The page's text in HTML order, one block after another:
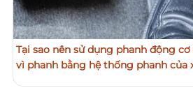
Tại sao nên sử dụng phanh động
vì phanh bằng hệ thống phanh của